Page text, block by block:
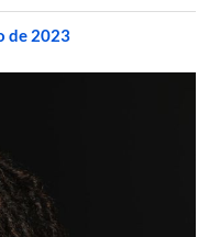
de 2023